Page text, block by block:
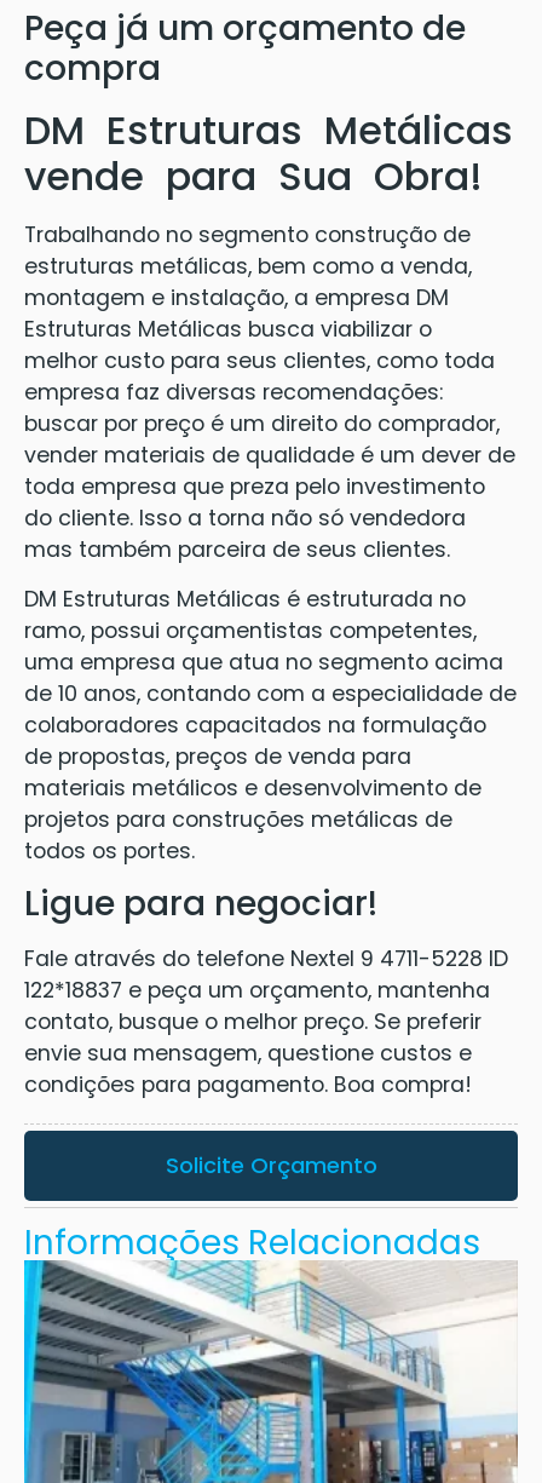
Peça já um orçamento de
compra
DM Estruturas Metálicas
vende para Sua Obra!
Trabalhando no segmento construção de
estruturas metálicas, bem como a venda,
montagem e instalação, a empresa DM
Estruturas Metálicas busca viabilizar o
melhor custo para seus clientes, como toda
empresa faz diversas recomendações:
buscar por preço é um direito do comprador,
vender materiais de qualidade é um dever de
toda empresa que preza pelo investimento
do cliente. Isso a torna não só vendedora
mas também parceira de seus clientes.
DM Estruturas Metálicas é estruturada no
ramo, possui orçamentistas competentes,
uma empresa que atua no segmento acima
de 10 anos, contando com a especialidade de
colaboradores capacitados na formulação
de propostas, preços de venda para
materiais metálicos e desenvolvimento de
projetos para construções metálicas de
todos os portes.
Ligue para negociar!
Fale através do telefone Nextel 9 4711-5228 ID
122*18837 e peça um orçamento, mantenha
contato, busque o melhor preço. Se preferir
envie sua mensagem, questione custos e
condições para pagamento. Boa compra!
Solicite Orçamento
Informações Relacionadas